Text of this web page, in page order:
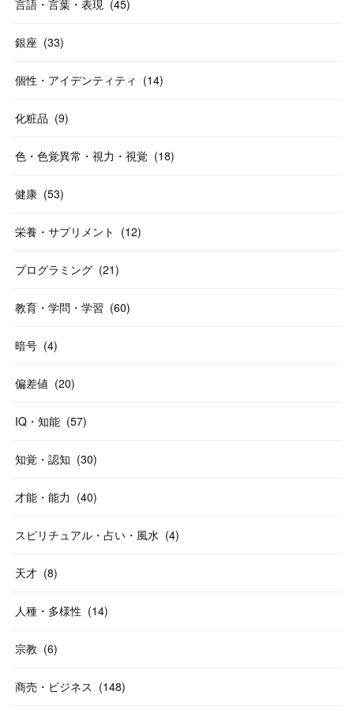
言語・言葉・表現 (45)
銀座 (33)
個性・アイデンティティ (14)
化粧品 (9)
色・色覚異常・視力・視覚 (18)
健康 (53)
栄養・サプリメント (12)
プログラミング (21)
教育・学問・学習 (60)
暗号 (4)
偏差値 (20)
IQ・知能 (57)
知覚・認知 (30)
才能・能力 (40)
スピリチュアル・占い・風水 (4)
天才 (8)
人種・多様性 (14)
宗教 (6)
商売・ビジネス (148)